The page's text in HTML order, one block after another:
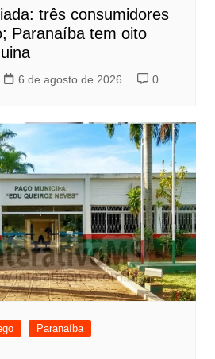
três consumidores
Paranaíba tem oito
6 de agosto de 2026 0
Paranaíba